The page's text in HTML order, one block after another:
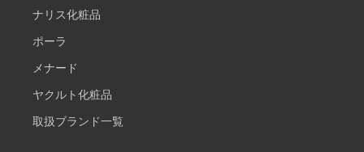
ナリス化粧品
ポーラ
メナード
ヤクルト化粧品
取扱ブランド一覧